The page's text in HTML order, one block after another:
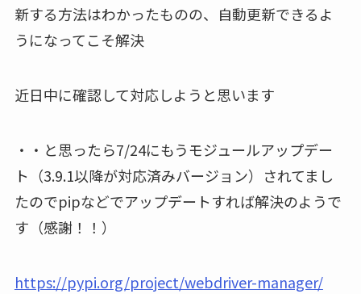
新する方法はわかったものの、自動更新できるよ
うになってこそ解決
近日中に確認して対応しようと思います
・・と思ったら7/24にもうモジュールアップデー
ト（3.9.1以降が対応済みバージョン）されてまし
たのでpipなどでアップデートすれば解決のようで
す（感謝！！）
https://pypi.org/project/webdriver-manager/